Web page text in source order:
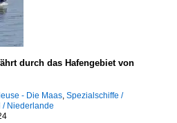
durch das Hafengebiet von
- Die Maas Spezialschiffe /
/ Niederlande